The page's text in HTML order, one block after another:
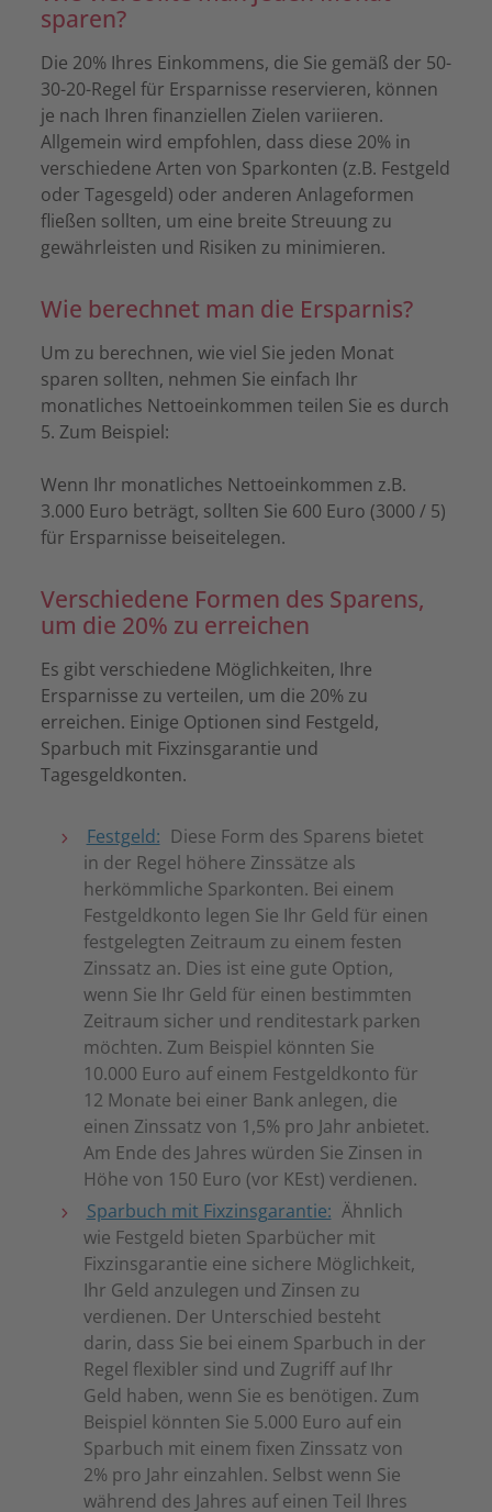
sparen?
Die 20% Ihres Einkommens, die Sie gemäß der 50-
30-20-Regel für Ersparnisse reservieren, können
je nach Ihren finanziellen Zielen variieren.
Allgemein wird empfohlen, dass diese 20% in
verschiedene Arten von Sparkonten (z.B. Festgeld
oder Tagesgeld) oder anderen Anlageformen
fließen sollten, um eine breite Streuung zu
gewährleisten und Risiken zu minimieren.
Wie berechnet man die Ersparnis?
Um zu berechnen, wie viel Sie jeden Monat
sparen sollten, nehmen Sie einfach Ihr
monatliches Nettoeinkommen teilen Sie es durch
5. Zum Beispiel:
Wenn Ihr monatliches Nettoeinkommen z.B.
3.000 Euro beträgt, sollten Sie 600 Euro (3000 / 5)
für Ersparnisse beiseitelegen.
Verschiedene Formen des Sparens,
um die 20% zu erreichen
Es gibt verschiedene Möglichkeiten, Ihre
Ersparnisse zu verteilen, um die 20% zu
erreichen. Einige Optionen sind Festgeld,
Sparbuch mit Fixzinsgarantie und
Tagesgeldkonten.
Festgeld: Diese Form des Sparens bietet
in der Regel höhere Zinssätze als
herkömmliche Sparkonten. Bei einem
Festgeldkonto legen Sie Ihr Geld für einen
festgelegten Zeitraum zu einem festen
Zinssatz an. Dies ist eine gute Option,
wenn Sie Ihr Geld für einen bestimmten
Zeitraum sicher und renditestark parken
möchten. Zum Beispiel könnten Sie
10.000 Euro auf einem Festgeldkonto für
12 Monate bei einer Bank anlegen, die
einen Zinssatz von 1,5% pro Jahr anbietet.
Am Ende des Jahres würden Sie Zinsen in
Höhe von 150 Euro (vor KEst) verdienen.
Sparbuch mit Fixzinsgarantie: Ähnlich
wie Festgeld bieten Sparbücher mit
Fixzinsgarantie eine sichere Möglichkeit,
Ihr Geld anzulegen und Zinsen zu
verdienen. Der Unterschied besteht
darin, dass Sie bei einem Sparbuch in der
Regel flexibler sind und Zugriff auf Ihr
Geld haben, wenn Sie es benötigen. Zum
Beispiel könnten Sie 5.000 Euro auf ein
Sparbuch mit einem fixen Zinssatz von
2% pro Jahr einzahlen. Selbst wenn Sie
während des Jahres auf einen Teil Ihres